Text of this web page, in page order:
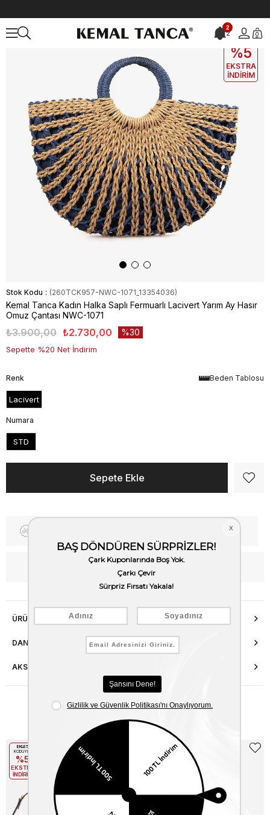
2
2 0
EKLE5
%5
EKSTRA
İNDİRİM
Stok Kodu (260TCK957-NWC-1071_13354036)
Kemal Tanca Kadın Halka Saplı Fermuarlı Lacivert Yarım Ay Hasır
Omuz Çantası NWC-1071
₺3.900,00 ₺2.730,00 30
Sepette %20 Net İndirim
Beden Tablosu
Renk
Lacivert
Numara
STD
WhatsApp’tan Bilgi Al
ÜRÜN ÖZELLIKLERI
DANIŞMA HATTI
AKSESUAR ONARIMI
Benzer Ürünler
EKLE5
KODUYLA
%5
EKSTRA
İNDİRİM
%5
EKSTRA
İNDİRİM